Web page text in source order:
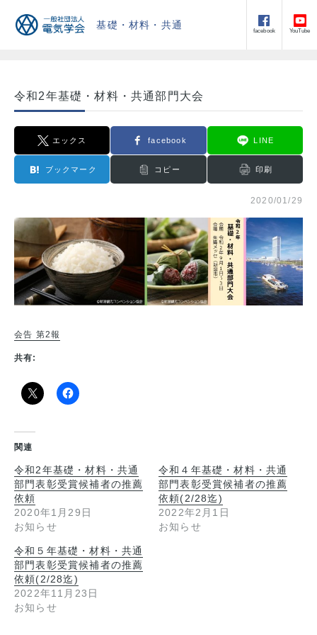
基礎・材料・共通
facebook YouTube
令和2年基礎・材料・共通部門大会
エックス facebook LINE
ブックマーク コピー 印刷
2020/01/29
会告 第2報
共有:
関連
令和2年基礎・材料・共通
部門表彰受賞候補者の推薦
依頼
2020年1月29日
お知らせ
令和４年基礎・材料・共通
部門表彰受賞候補者の推薦
依頼(2/28迄)
2022年2月1日
お知らせ
令和５年基礎・材料・共通
部門表彰受賞候補者の推薦
依頼(2/28迄)
2022年11月23日
お知らせ